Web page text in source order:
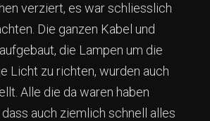
verziert, es war schliesslich
Die ganzen Kabel und
die Lampen um die
Licht zu richten, wurden auch
Alle die da waren haben
auch ziemlich schnell alles